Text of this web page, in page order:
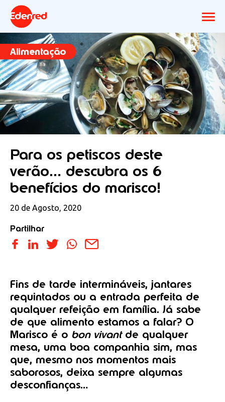
Alimentação
Para os petiscos deste
verão… descubra os 6
benefícios do marisco!
20 de Agosto, 2020
Partilhar
Fins de tarde intermináveis, jantares
requintados ou a entrada perfeita de
qualquer refeição em família. Já sabe
de que alimento estamos a falar? O
Marisco é o bon vivantde qualquer
mesa, uma boa companhia sim, mas
que, mesmo nos momentos mais
saborosos, deixa sempre algumas
desconfianças…